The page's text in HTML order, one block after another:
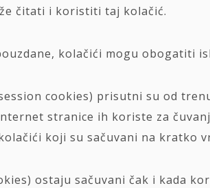
čitati i koristiti taj kolačić.
kolačići mogu obogatiti
cookies) prisutni su od
stranice ih koriste za
koji su sačuvani na kratko
ostaju sačuvani čak i kada